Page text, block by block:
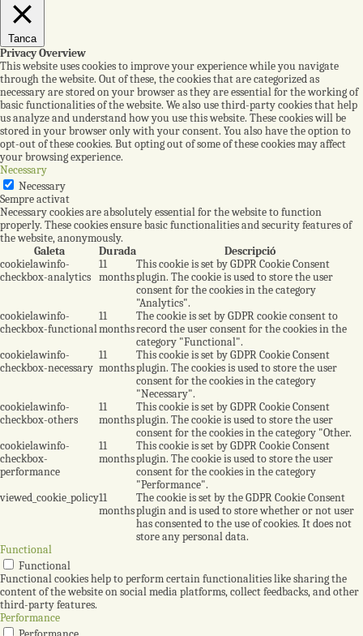
Tanca
Privacy Overview
This website uses cookies to improve your experience while you navigate
through the website. Out of these, the cookies that are categorized as
necessary are stored on your browser as they are essential for the working of
basic functionalities of the website. We also use third-party cookies that help
us analyze and understand how you use this website. These cookies will be
stored in your browser only with your consent. You also have the option to
opt-out of these cookies. But opting out of some of these cookies may affect
your browsing experience.
Necessary
Necessary
Sempre activat
Necessary cookies are absolutely essential for the website to function
properly. These cookies ensure basic functionalities and security features of
the website, anonymously.
Galeta
Durada
Descripció
cookielawinfo-
checkbox-analytics
11
months
This cookie is set by GDPR Cookie Consent
plugin. The cookie is used to store the user
consent for the cookies in the category
"Analytics".
cookielawinfo-
checkbox-functional
11
months
The cookie is set by GDPR cookie consent to
record the user consent for the cookies in the
category "Functional".
cookielawinfo-
checkbox-necessary
11
months
This cookie is set by GDPR Cookie Consent
plugin. The cookies is used to store the user
consent for the cookies in the category
"Necessary".
cookielawinfo-
checkbox-others
11
months
This cookie is set by GDPR Cookie Consent
plugin. The cookie is used to store the user
consent for the cookies in the category "Other.
cookielawinfo-
checkbox-
performance
11
months
This cookie is set by GDPR Cookie Consent
plugin. The cookie is used to store the user
consent for the cookies in the category
"Performance".
viewed_cookie_policy11
months
The cookie is set by the GDPR Cookie Consent
plugin and is used to store whether or not user
has consented to the use of cookies. It does not
store any personal data.
Functional
Functional
Functional cookies help to perform certain functionalities like sharing the
content of the website on social media platforms, collect feedbacks, and other
third-party features.
Performance